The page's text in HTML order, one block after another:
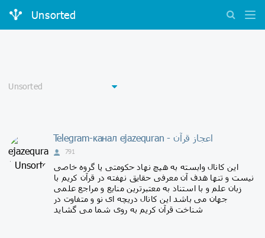
Unsorted
Telegram-канал ejazequran - اعجاز قرآن
791
این کانال وابسته به هیچ نهاد حکومتی یا گروه خاصی
نیست و تنها هدف آن معرفی حقایق نهفته در قرآن کریم با
زبان علم و با استناد به معتبرترین منابع و مراجع علمی
جهان می باشد این کانال دریچه ای نو و متفاوت در
شناخت قرآن کریم به روی شما می گشاید